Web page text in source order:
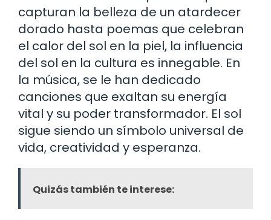
capturan la belleza de un atardecer
dorado hasta poemas que celebran
el calor del sol en la piel, la influencia
del sol en la cultura es innegable. En
la música, se le han dedicado
canciones que exaltan su energía
vital y su poder transformador. El sol
sigue siendo un símbolo universal de
vida, creatividad y esperanza.
Quizás también te interese: